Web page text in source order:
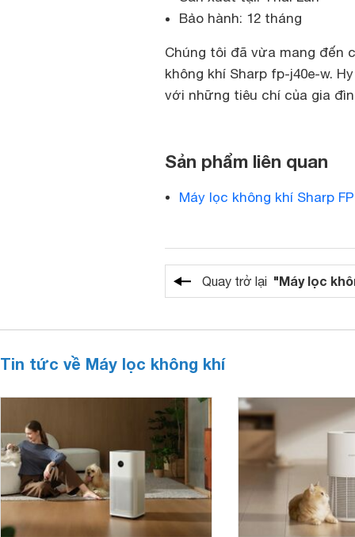
Bảo hành: 12 tháng
Chúng tôi đã vừa mang đến
không khí Sharp fp-j40e-w.
với những tiêu chí của gia
Sản phẩm liên quan
Máy lọc không khí Sharp
Quay trở lại "Máy lọc
Tin tức về Máy lọc không khí